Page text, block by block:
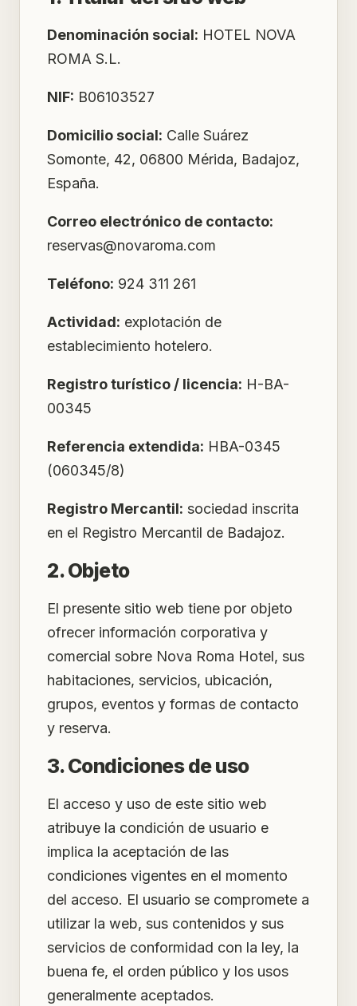
Denominación social: HOTEL NOVA
ROMA S.L.
NIF: B06103527
Domicilio social: Calle Suárez
Somonte, 42, 06800 Mérida, Badajoz,
España.
Correo electrónico de contacto:
reservas@novaroma.com
Teléfono: 924 311 261
Actividad: explotación de
establecimiento hotelero.
Registro turístico / licencia: H-BA-
00345
Referencia extendida: HBA-0345
(060345/8)
Registro Mercantil: sociedad inscrita
en el Registro Mercantil de Badajoz.
2. Objeto
El presente sitio web tiene por objeto
ofrecer información corporativa y
comercial sobre Nova Roma Hotel, sus
habitaciones, servicios, ubicación,
grupos, eventos y formas de contacto
y reserva.
3. Condiciones de uso
El acceso y uso de este sitio web
atribuye la condición de usuario e
implica la aceptación de las
condiciones vigentes en el momento
del acceso. El usuario se compromete a
utilizar la web, sus contenidos y sus
servicios de conformidad con la ley, la
buena fe, el orden público y los usos
generalmente aceptados.